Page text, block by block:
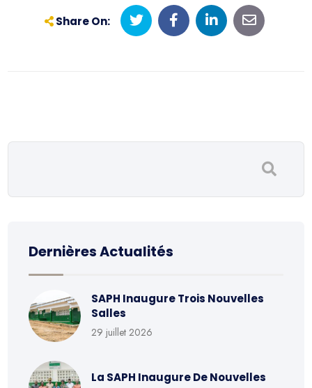
Share On:
Dernières Actualités
SAPH Inaugure Trois Nouvelles
Salles
29 juillet 2026
La SAPH Inaugure De Nouvelles